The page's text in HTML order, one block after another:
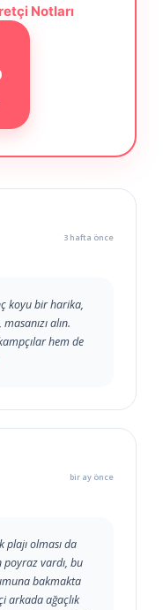
Notları
3 hafta önce
koyu bir harika,
alın.
hem de
bir ay önce
olması da
vardı, bu
bakmakta
arkada ağaçlık